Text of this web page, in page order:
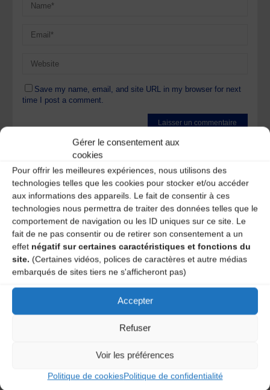
Gérer le consentement aux
cookies
Pour offrir les meilleures expériences, nous utilisons des
technologies telles que les cookies pour stocker et/ou accéder
aux informations des appareils. Le fait de consentir à ces
technologies nous permettra de traiter des données telles que le
comportement de navigation ou les ID uniques sur ce site. Le
fait de ne pas consentir ou de retirer son consentement a un
effet négatif sur certaines caractéristiques et fonctions du
site. (Certaines vidéos, polices de caractères et autre médias
embarqués de sites tiers ne s'afficheront pas)
Accepter
Refuser
Voir les préférences
Politique de cookiesPolitique de confidentialité
Save my name, email, and site URL in my browser for next
time I post a comment.
Ce site utilise Akismet pour réduire les indésirables.
savoir plus sur la façon dont les données de vos
commentaires sont traitées.
A DECOUVRIR :